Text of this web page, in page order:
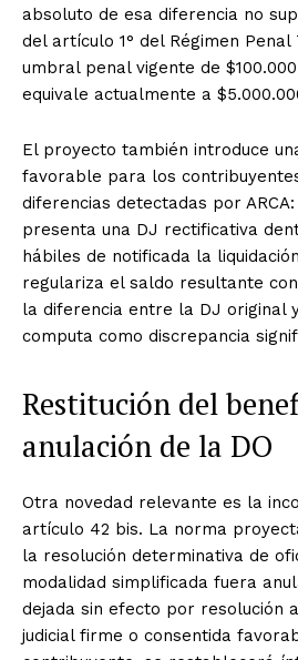
absoluto de esa diferencia no
del artículo 1° del Régimen
umbral penal vigente de
equivale actualmente a
El proyecto también introduce
favorable para los
diferencias detectadas por
presenta una DJ rectificativa
hábiles de notificada la
regulariza el saldo resultante
la diferencia entre la DJ original
computa como discrepancia
Restitución del
anulación de la DO
Otra novedad relevante es la
artículo 42 bis. La norma
la resolución determinativa de
modalidad simplificada fuera
dejada sin efecto por resolución
judicial firme o consentida